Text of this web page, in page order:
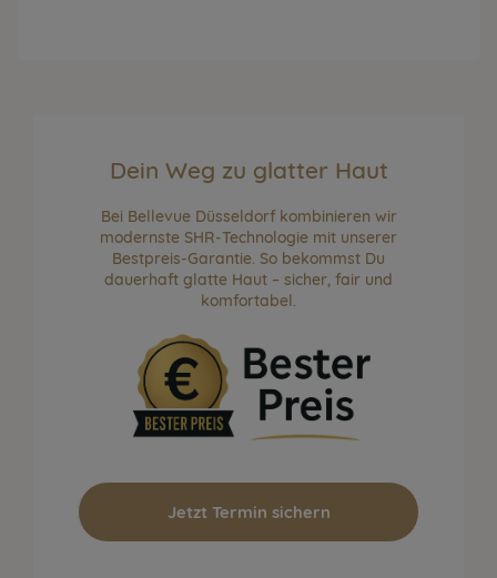
Dein Weg zu glatter Haut
Bei Bellevue Düsseldorf kombinieren wir
modernste SHR-Technologie mit unserer
Bestpreis-Garantie. So bekommst Du
dauerhaft glatte Haut – sicher, fair und
komfortabel.
Jetzt Termin sichern